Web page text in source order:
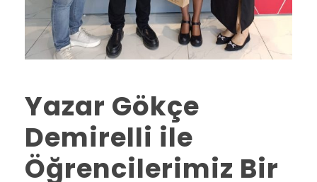
Yazar Gökçe
Demirelli ile
Öğrencilerimiz Bir